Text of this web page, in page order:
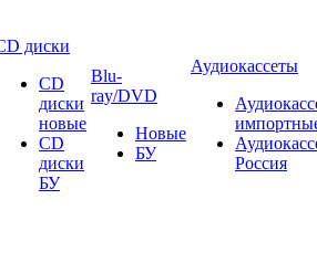
диски
CD
диски
новые
CD
диски
БУ
Blu-
ray/DVD
Новые
БУ
Аудиокассеты
Россия